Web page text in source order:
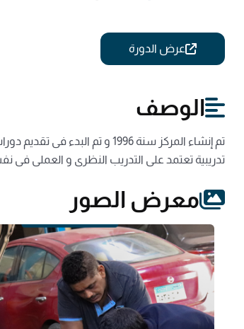
عرض الدورة
الوصف
تدريبية تعتمد على التدريب النظرى و العملى فى
معرض الصور